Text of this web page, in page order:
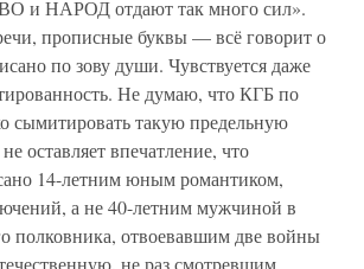
и НАРОД отдают так много сил».
прописные буквы — всё говорит о
по зову души. Чувствуется даже
Не думаю, что КГБ по
сымитировать такую предельную
оставляет впечатление, что
14-летним юным романтиком,
а не 40-летним мужчиной в
полковника, отвоевавшим две войны
не раз смотревшим